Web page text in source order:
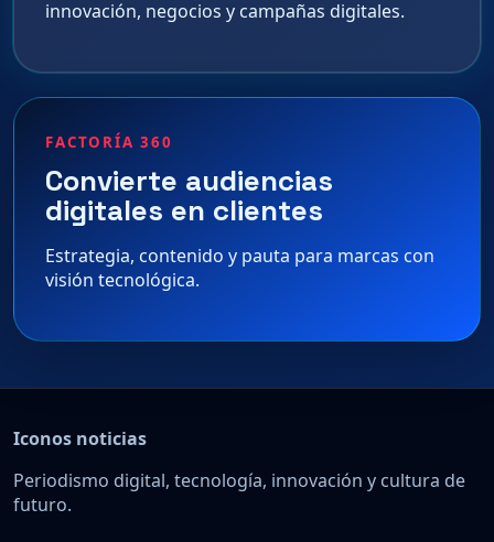
innovación, negocios y campañas digitales.
FACTORÍA 360
Convierte audiencias
digitales en clientes
Estrategia, contenido y pauta para marcas con
visión tecnológica.
Iconos noticias
Periodismo digital, tecnología, innovación y cultura de
futuro.